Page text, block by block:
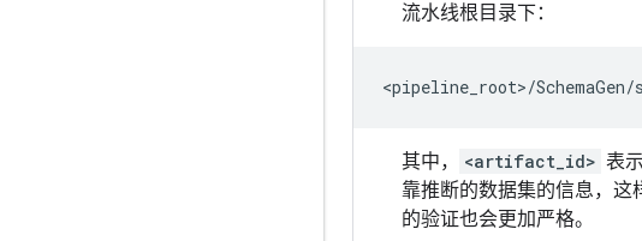
流水线根目录下：
其中， <artifact_id> 表
靠推断的数据集的信息，这
的验证也会更加严格。